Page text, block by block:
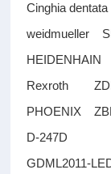
Cinghia dentata
weidmueller
Rexroth
PHOENIX
D-247D
GDML2011-